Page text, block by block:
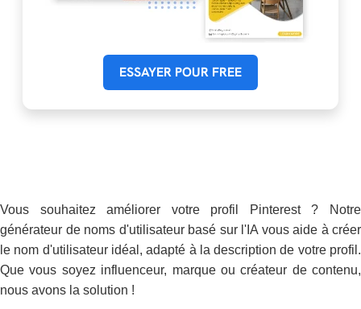
ESSAYER POUR FREE
Vous souhaitez améliorer votre profil Pinterest ? Notre
générateur de noms d'utilisateur basé sur l'IA vous aide à créer
le nom d'utilisateur idéal, adapté à la description de votre profil.
Que vous soyez influenceur, marque ou créateur de contenu,
nous avons la solution !